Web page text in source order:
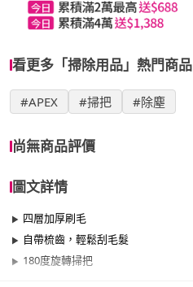
看更多「掃除用品」熱門商品
#APEX #掃把 #除塵
尚無商品評價
圖文詳情
四層加厚刷毛
自帶梳齒，輕鬆刮毛髮
180度旋轉掃把